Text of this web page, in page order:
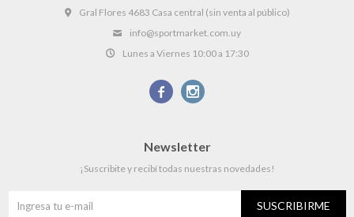
Gral Flores 4683 Casa central (sin venta al público)
info@sportmarket.com.uy
Lunes a Viernes 10:00 a 17:30
 
Newsletter
¡Suscribite y recibí todas nuestras novedades!
SUSCRIBIRME